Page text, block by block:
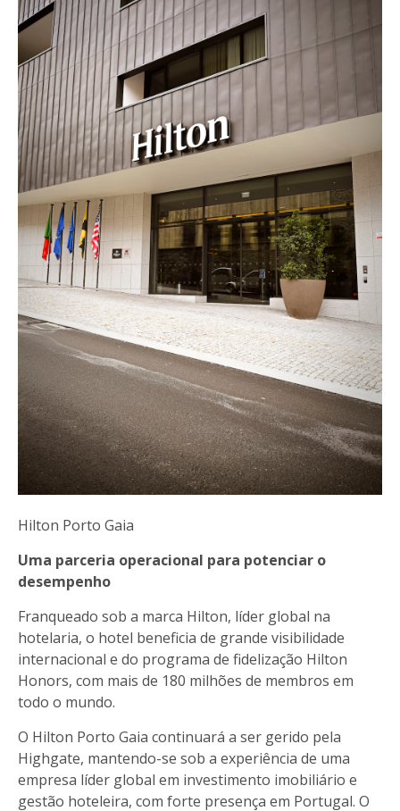
Hilton Porto Gaia
Uma parceria operacional para potenciar o
desempenho
Franqueado sob a marca Hilton, líder global na
hotelaria, o hotel beneficia de grande visibilidade
internacional e do programa de fidelização Hilton
Honors, com mais de 180 milhões de membros em
todo o mundo.
O Hilton Porto Gaia continuará a ser gerido pela
Highgate, mantendo-se sob a experiência de uma
empresa líder global em investimento imobiliário e
gestão hoteleira, com forte presença em Portugal. O